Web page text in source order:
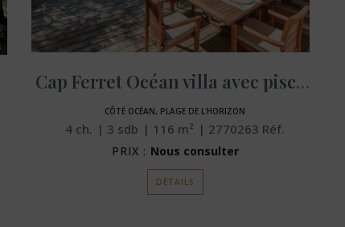
Cap Ferret Océan villa avec piscine
CÔTÉ OCÉAN, PLAGE DE L'HORIZON
4 ch. 3 sdb 116 m² 2770263 Réf.
PRIX : Nous consulter
DÉTAILS